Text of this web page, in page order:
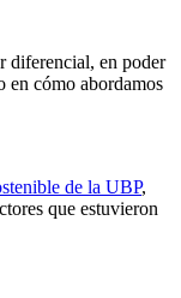
diferencial, en poder
en cómo abordamos
de la UBP,
que estuvieron